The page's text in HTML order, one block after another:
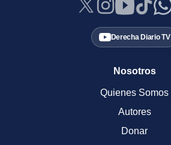
Derecha Diario TV
Nosotros
Quienes Somos
Autores
Donar